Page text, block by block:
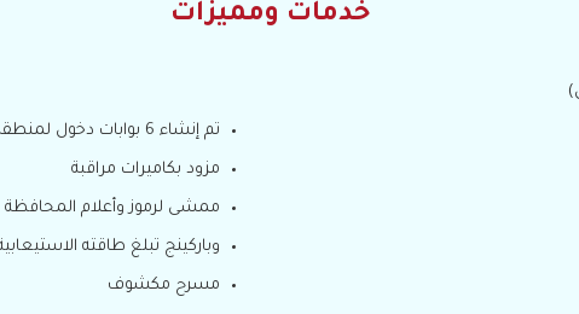
خدمات ومميزات
تم إنشاء 6 بوابات دخول لمنطقة الكورنيش تتسم بطراز معمارى يليق بالمنطقة
مزود بكاميرات مراقبة
ممشى لرموز وأعلام
وباركينج تبلغ طاقته الاستيعابية
مسرح مكشوف